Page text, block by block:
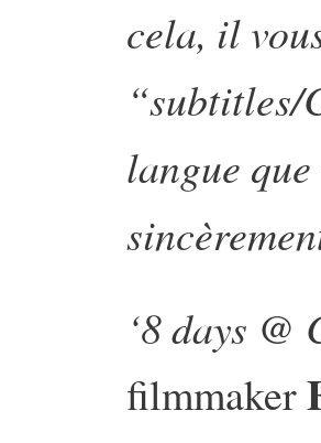
cela, il
“subtitles/
langue
‘8 days @
filmmaker